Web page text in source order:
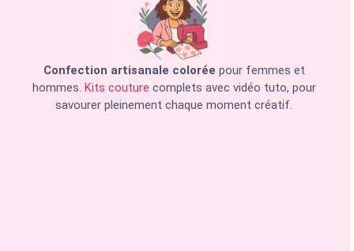
Confection artisanale colorée pour femmes et
hommes. Kits couture complets avec vidéo tuto, pour
savourer pleinement chaque moment créatif.